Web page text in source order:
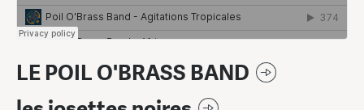
LE POIL O'BRASS BAND